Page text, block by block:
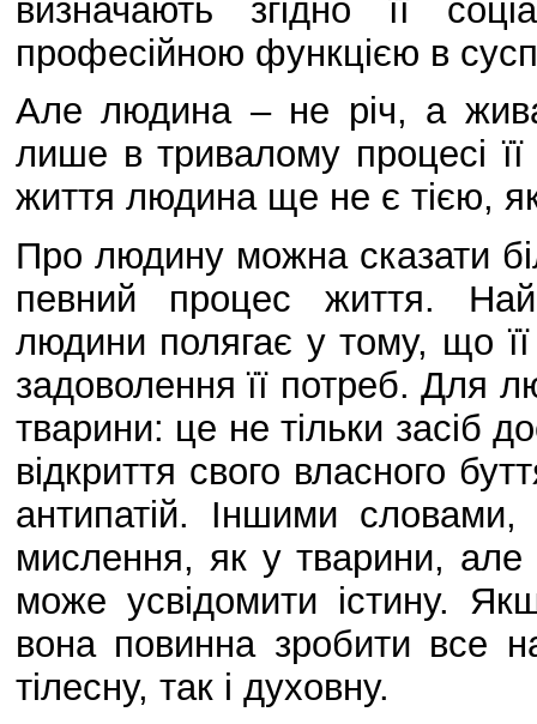
визначають згідно її
професійною функцією в
Але людина – не річ, а жива
лише в тривалому процесі
життя людина ще не є тією,
Про людину можна сказати
певний процес життя.
людини полягає у тому, що
задоволення її потреб. Для
тварини: це не тільки засіб
відкриття свого власного
антипатій. Іншими
мислення, як у тварини,
може усвідомити істину.
вона повинна зробити все
тілесну, так і духовну.